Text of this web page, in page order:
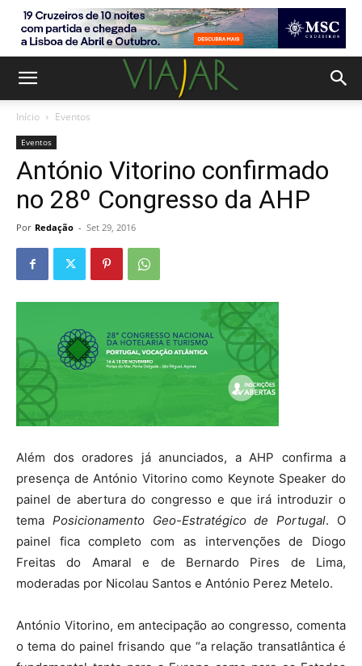
Início Eventos
Eventos
António Vitorino confirmado
no 28º Congresso da AHP
Por Redação - Set 29, 2016
Além dos oradores já anunciados, a AHP confirma a
presença de António Vitorino como Keynote Speaker do
painel de abertura do congresso e que irá introduzir o
tema Posicionamento Geo-Estratégico de Portugal. O
painel fica completo com as intervenções de Diogo
Freitas do Amaral e de Bernardo Pires de Lima,
moderadas por Nicolau Santos e António Perez Metelo.
António Vitorino, em antecipação ao congresso, comenta
o tema do painel frisando que “a relação transatlântica é